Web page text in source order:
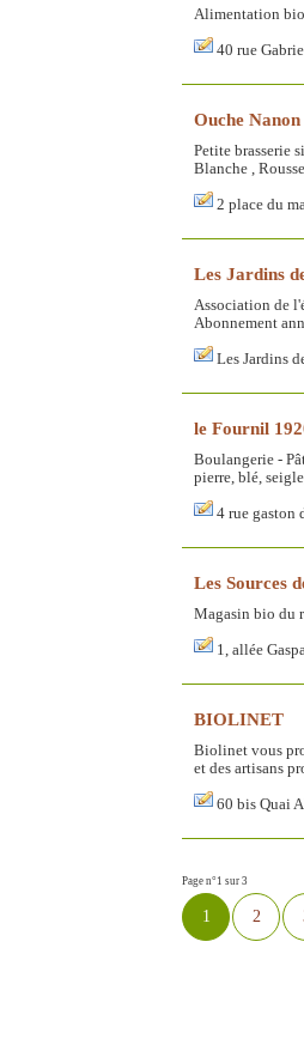
Alimentation
40 rue
Ouche Nanon
Petite brasserie
Blanche ,
2 place du
Les Jardins
Association de
Abonnement
Les Jardins
le Fournil
Boulangerie -
pierre, blé,
4 rue gaston
Les Sources
Magasin bio du
1, allée
BIOLINET
Biolinet vous
et des artisans
60 bis Quai
Page n°1 sur 3
1 2